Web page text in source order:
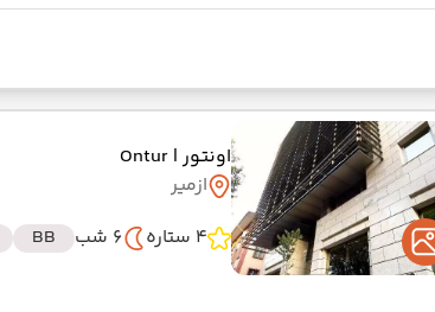
اونتور| Ontur
ازمیر
4 ستاره
6 شب BB